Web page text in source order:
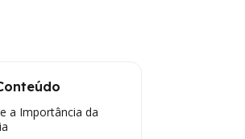
a Importância da